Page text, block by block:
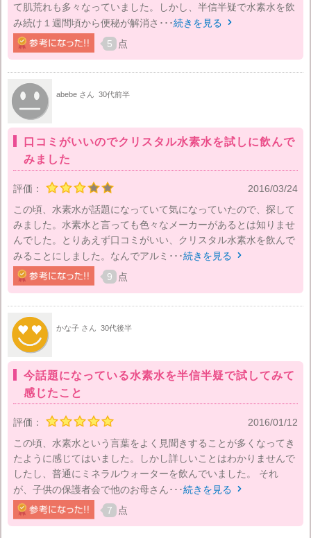
て肌荒れも多々なっていました。しかし、半信半疑で水素水を飲
み続け１週間頃から便秘が解消さ･･･続きを見る 
5 点
abebe さん 30代前半
口コミがいいのでクリスタル水素水を試しに飲んで
みました
評価：
2016/03/24
この頃、水素水が話題になっていて気になっていたので、探して
みました。水素水と言っても色々なメーカーがあるとは知りませ
んでした。とりあえず口コミがいい、クリスタル水素水を飲んで
みることにしました。なんでアルミ･･･続きを見る 
9 点
かな子 さん 30代後半
今話題になっている水素水を半信半疑で試してみて
感じたこと
評価：
2016/01/12
この頃、水素水という言葉をよく見聞きすることが多くなってき
たように感じてはいました。しかし詳しいことはわかりませんで
したし、普通にミネラルウォーターを飲んでいました。 それ
が、子供の保護者会で他のお母さん･･･続きを見る 
7 点